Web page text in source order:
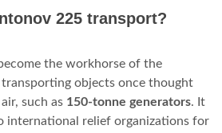
225 transport?
the workhorse of the
objects once thought
such as 150-tonne generators. It
international relief organizations for